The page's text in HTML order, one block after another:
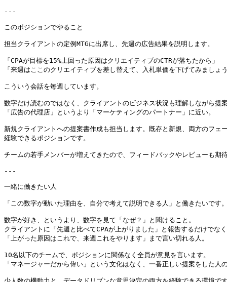
---
このポジションでやること
担当クライアントの定例MTGに出席し、先週の広告結果を説明します。
「CPAが目標を15%上回った原因はクリエイティブのCTRが落ちたから」
「来週はここのクリエイティブを差し替えて、入札単価を下げてみましょ
こういう会話を毎週しています。
数字だけ読むのではなく、クライアントのビジネス状況も理解しながら提
「広告の代理店」というより「マーケティングのパートナー」に近い。
新規クライアントへの提案書作成も担当します。既存と新規、両方のフェ
経験できるポジションです。
チームの若手メンバーが増えてきたので、フィードバックやレビューも期
---
一緒に働きたい人
「この数字が動いた理由を、自分で考えて説明できる人」と働きたいです
数字が好き、というより、数字を見て「なぜ？」と聞けること。
クライアントに「先週と比べてCPAが上がりました」と報告するだけでな
「上がった原因はこれで、来週これをやります」まで言い切れる人。
10名以下のチームで、ポジションに関係なく全員が意見を言います。
「マネージャーだから偉い」という文化はなく、一番正しい提案をした人